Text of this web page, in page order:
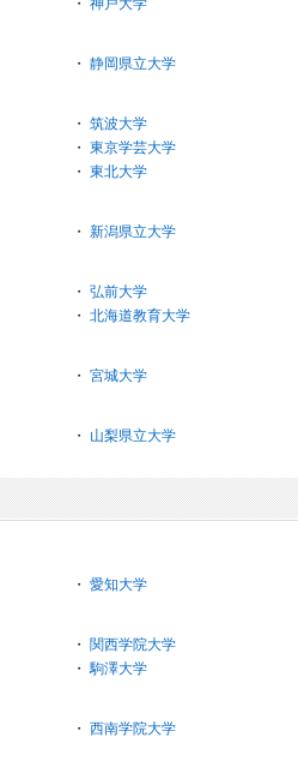
・ 神戸大学
・ 静岡県立大学
・ 筑波大学
・ 東京学芸大学
・ 東北大学
・ 新潟県立大学
・ 弘前大学
・ 北海道教育大学
・ 宮城大学
・ 山梨県立大学
・ 愛知大学
・ 関西学院大学
・ 駒澤大学
・ 西南学院大学